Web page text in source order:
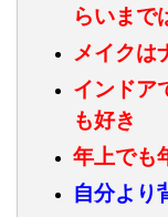
らいまで
メイクは
インドア
も好き
年上でも
自分より